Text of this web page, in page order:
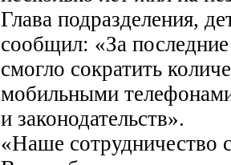
Глава подразделения,
сообщил: «За
смогло сократить
мобильными
и законодательств».
«Наше сотрудничество